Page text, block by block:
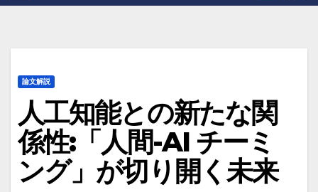
論文解説
人工知能との新たな関
係性:「人間-AI チーミ
ング」が切り開く未来